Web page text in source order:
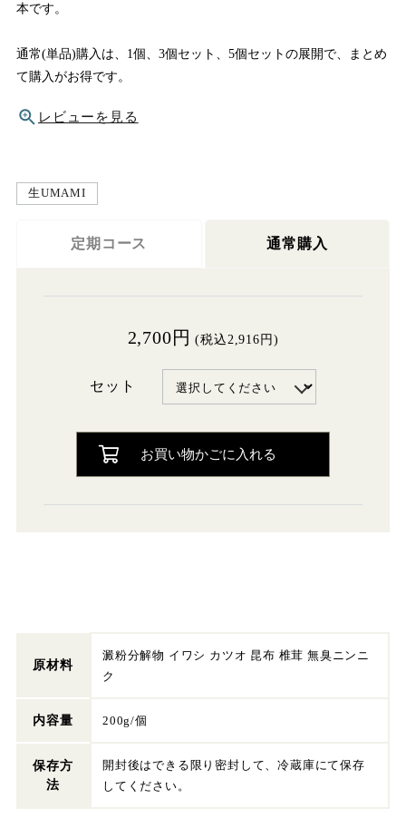
本です。
通常(単品)購入は、1個、3個セット、5個セットの展開で、まとめ
て購入がお得です。
レビューを見る
生UMAMI
定期コース 通常購入
2,700円 (税込2,916円)
セット
お買い物かごに入れる
原材料
澱粉分解物 イワシ カツオ 昆布 椎茸 無臭ニンニ
ク
内容量 200g/個
保存方
法
開封後はできる限り密封して、冷蔵庫にて保存
してください。